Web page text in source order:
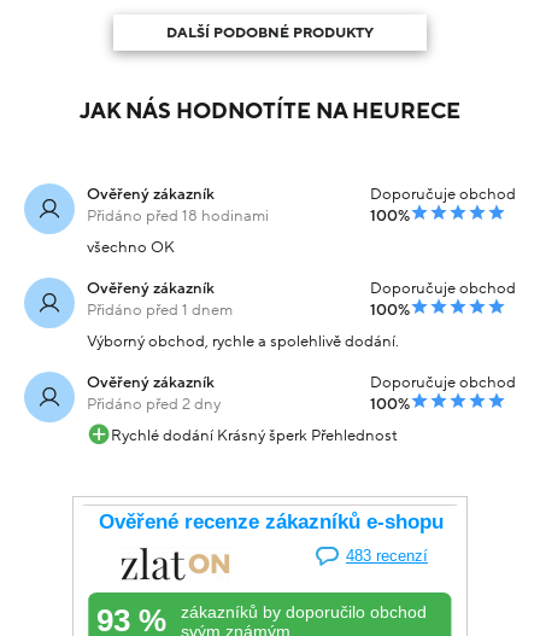
DALŠÍ PODOBNÉ PRODUKTY
JAK NÁS HODNOTÍTE NA HEURECE
Ověřený zákazník
Přidáno před 18 hodinami
Doporučuje obchod
100%
všechno OK
Ověřený zákazník
Přidáno před 1 dnem
Doporučuje obchod
100%
Výborný obchod, rychle a spolehlivě dodání.
Ověřený zákazník
Přidáno před 2 dny
Doporučuje obchod
100%
Rychlé dodání Krásný šperk Přehlednost